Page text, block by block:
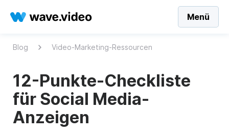
Menü
Blog Video-Marketing-Ressourcen
12-Punkte-Checkliste
für Social Media-
Anzeigen